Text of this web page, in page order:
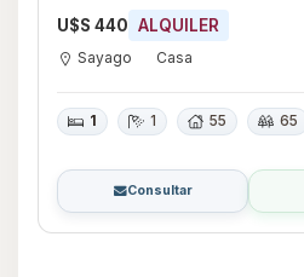
U$S 440 ALQUILER
Sayago Casa
1 1 55 65
Consultar